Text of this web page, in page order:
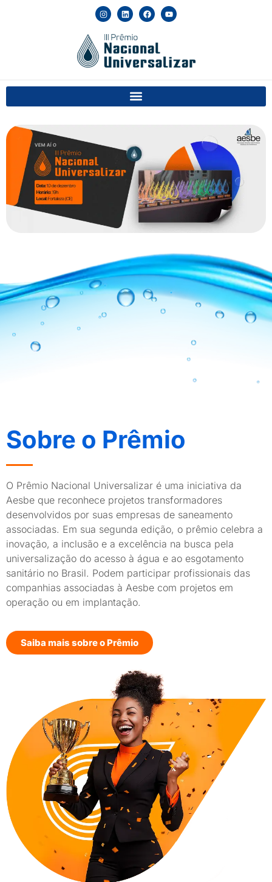
Sobre o Prêmio
O Prêmio Nacional Universalizar é uma iniciativa da
Aesbe que reconhece projetos transformadores
desenvolvidos por suas empresas de saneamento
associadas. Em sua segunda edição, o prêmio celebra a
inovação, a inclusão e a excelência na busca pela
universalização do acesso à água e ao esgotamento
sanitário no Brasil. Podem participar profissionais das
companhias associadas à Aesbe com projetos em
operação ou em implantação.
Saiba mais sobre o Prêmio